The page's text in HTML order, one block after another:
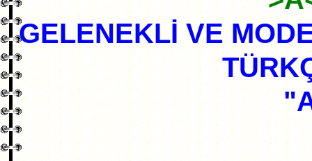
GELENEKLİ VE